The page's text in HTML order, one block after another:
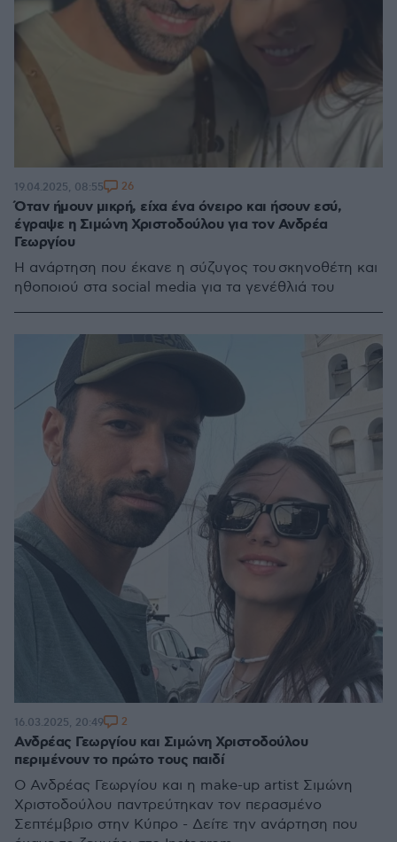
Όταν ήμουν μικρή, είχα ένα όνειρο και ήσουν εσύ,
έγραψε η Σιμώνη Χριστοδούλου για τον Ανδρέα
Γεωργίου
Η ανάρτηση που έκανε η σύζυγος του σκηνοθέτη και
ηθοποιού στα social media για τα γενέθλιά του
19.04.2025, 08:55 26
Ανδρέας Γεωργίου και Σιμώνη Χριστοδούλου
περιμένουν το πρώτο τους παιδί
Ο Ανδρέας Γεωργίου και η make-up artist Σιμώνη
Χριστοδούλου παντρεύτηκαν τον περασμένο
Σεπτέμβριο στην Κύπρο - Δείτε την ανάρτηση που
16.03.2025, 20:49 2